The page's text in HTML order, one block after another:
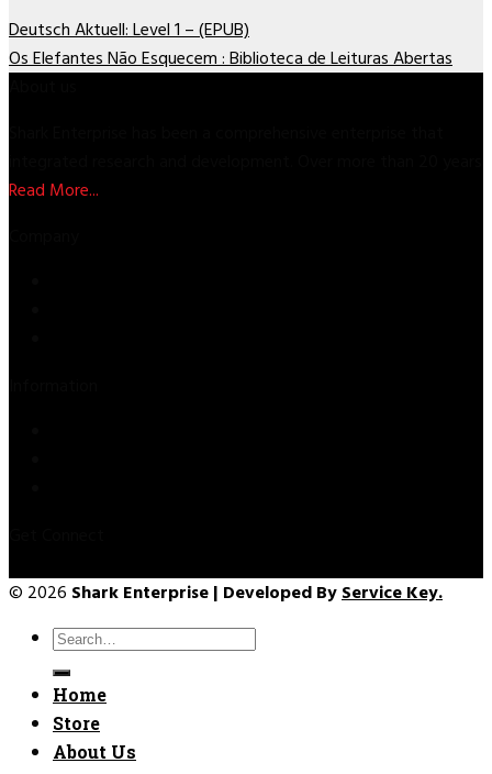
Deutsch Aktuell: Level 1 – (EPUB)
Os Elefantes Não Esquecem : Biblioteca de Leituras Abertas
Read More...
© 2026 Shark Enterprise | Developed ByService Key.
Search
for:
Home
Store
About Us